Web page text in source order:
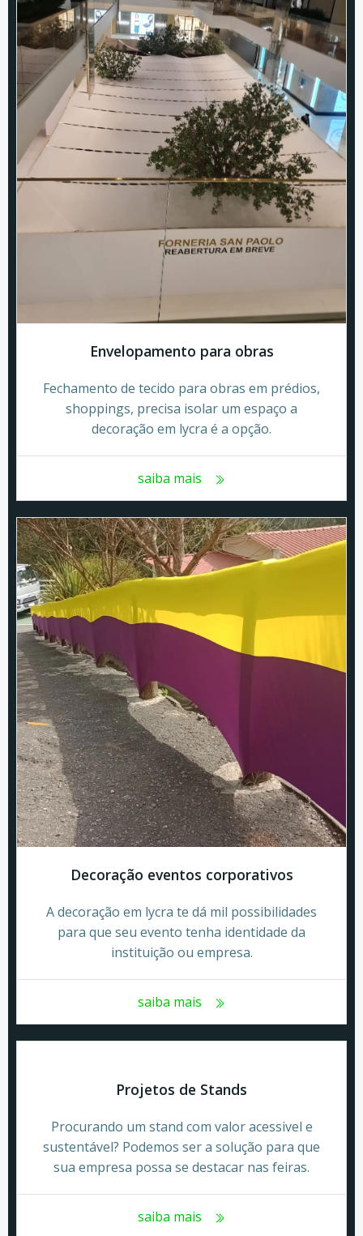
Envelopamento para obras
Fechamento de tecido para obras em prédios,
shoppings, precisa isolar um espaço a
decoração em lycra é a opção.
saiba mais
Decoração eventos corporativos
A decoração em lycra te dá mil possibilidades
para que seu evento tenha identidade da
instituição ou empresa.
saiba mais
Projetos de Stands
Procurando um stand com valor acessivel e
sustentável? Podemos ser a solução para que
sua empresa possa se destacar nas feiras.
saiba mais